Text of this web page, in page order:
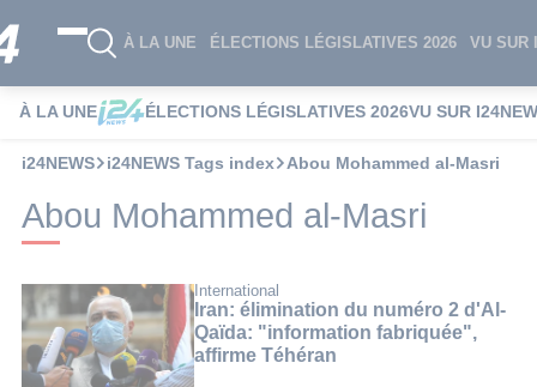
À LA UNE ÉLECTIONS LÉGISLATIVES 2026 VU SUR
À LA UNE ÉLECTIONS LÉGISLATIVES 2026VU SUR
i24NEWS i24NEWS Tags index Abou Mohammed al-Masri
Abou Mohammed al-Masri
International
Iran: élimination du numéro 2 d'Al-
Qaïda: "information fabriquée",
affirme Téhéran